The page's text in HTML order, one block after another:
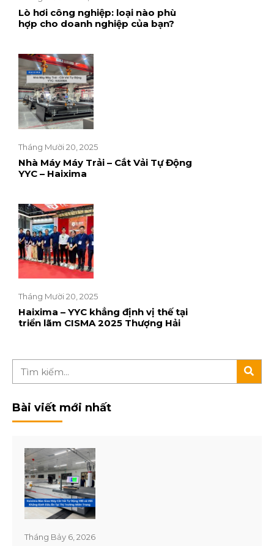
Lò hơi công nghiệp: loại nào phù
hợp cho doanh nghiệp của bạn?
Tháng Mười 20, 2025
Nhà Máy Máy Trải – Cắt Vải Tự Động
YYC – Haixima
Tháng Mười 20, 2025
Haixima – YYC khẳng định vị thế tại
triển lãm CISMA 2025 Thượng Hải
Bài viết mới nhất
Tháng Bảy 6, 2026